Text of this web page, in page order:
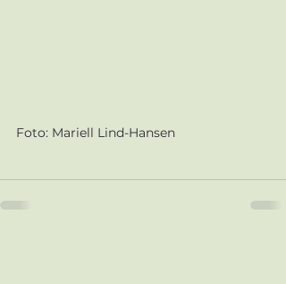
Foto: Mariell Lind-Hansen